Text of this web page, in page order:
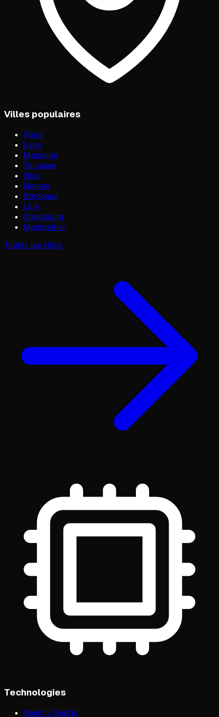
Villes populaires
Paris
Lyon
Marseille
Toulouse
Nice
Nantes
Bordeaux
Lille
Strasbourg
Montpellier
Toutes les villes
Technologies
React / Next.js